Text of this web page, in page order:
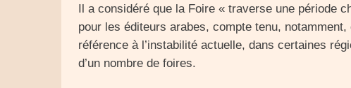
Il a considéré que la Foire « traverse une période
pour les éditeurs arabes, compte tenu,
référence à l’instabilité actuelle, dans certaines
d’un nombre de foires.